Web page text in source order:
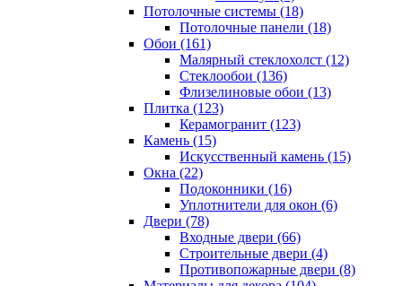
Потолочные системы (18)
Потолочные панели (18)
Обои (161)
Малярный стеклохолст (12)
Стеклообои (136)
Флизелиновые обои (13)
Плитка (123)
Керамогранит (123)
Камень (15)
Искусственный камень (15)
Окна (22)
Подоконники (16)
Уплотнители для окон (6)
Двери (78)
Входные двери (66)
Строительные двери (4)
Противопожарные двери (8)